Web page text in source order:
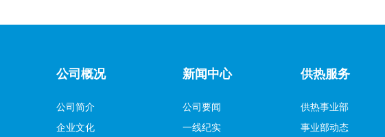
公司概况
公司简介
企业文化
新闻中心
公司要闻
一线纪实
供热服务
供热事业部
事业部动态